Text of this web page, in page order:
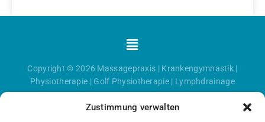
Zustimmung verwalten
Menü
Copyright © 2026 Massagepraxis | Krankengymnastik |
Physiotherapie | Golf Physiotherapie | Lymphdrainage